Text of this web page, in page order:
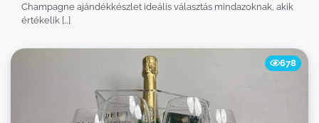
Champagne ajándékkészlet ideális választás mindazoknak, akik
értékelik […]
678